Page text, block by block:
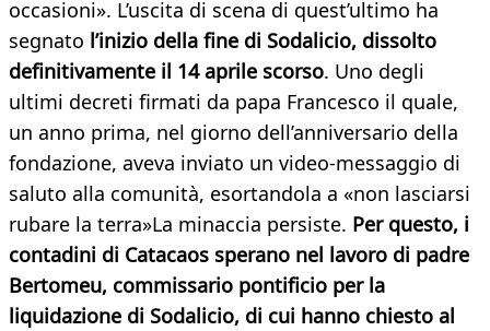
occasioni». L’uscita di scena di quest’ultimo ha
segnato l’inizio della fine di Sodalicio, dissolto
definitivamente il 14 aprile scorso. Uno degli
ultimi decreti firmati da papa Francesco il quale,
un anno prima, nel giorno dell’anniversario della
fondazione, aveva inviato un video-messaggio di
saluto alla comunità, esortandola a «non lasciarsi
rubare la terra»La minaccia persiste. Per questo, i
contadini di Catacaos sperano nel lavoro di padre
Bertomeu, commissario pontificio per la
liquidazione di Sodalicio, di cui hanno chiesto al